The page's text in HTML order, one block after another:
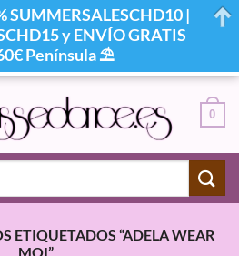
0
ETIQUETADOS “ADELA WEAR
MOI”
SUMMERSALESCHD10 |
y ENVÍO GRATIS
Península ⛱